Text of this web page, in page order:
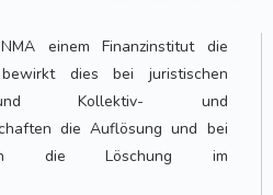
einem Finanzinstitut die
dies bei juristischen
Kollektiv- und
die Auflösung und bei
die Löschung im